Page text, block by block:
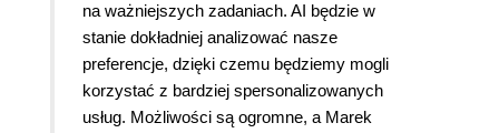
taką nowoczesność ja dziękuję! Dobrze mi z tym,
co jest dziś. No i obym nie dożył dnia, gdy nad
naszymi głowami będą latały floty dronow i inne
wymysły gigantow elektroniki. Cieszę się,
ponieważ znalazłem tu też wątki historyczne. Jak
na ważniejszych zadaniach. AI będzie w
stanie dokładniej analizować nasze
preferencje, dzięki czemu będziemy mogli
korzystać z bardziej spersonalizowanych
usług. Możliwości są ogromne, a Marek